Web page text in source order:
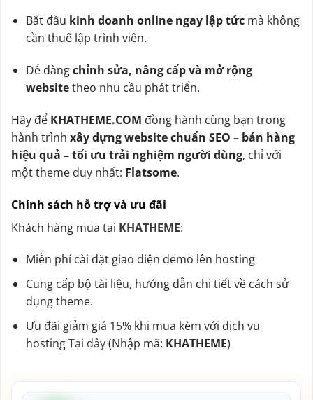
Bắt đầu kinh doanh online ngay lập tứcmà không
cần thuê lập trình viên.
Dễ dàngchỉnh sửa, nâng cấp và mở rộng
websitetheo nhu cầu phát triển.
Hãy để KHATHEME.COM đồng hành cùng bạn trong
hành trình xây dựng website chuẩn SEO – bán hàng
hiệu quả – tối ưu trải nghiệm người dùng, chỉ với
một theme duy nhất: Flatsome.
Chính sách hỗ trợ và ưu đãi
Khách hàng mua tại KHATHEME:
Miễn phí cài đặt giao diện demo lên hosting
Cung cấp bộ tài liệu, hướng dẫn chi tiết về cách sử
dụng theme.
Ưu đãi giảm giá 15% khi mua kèm với dịch vụ
hostingTại đây(Nhập mã: KHATHEME)